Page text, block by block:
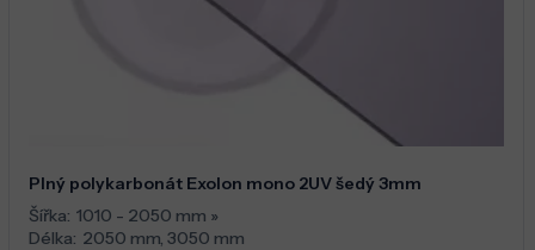
Plný polykarbonát Exolon mono 2UV šedý 3mm
Šířka: 1010 - 2050 mm »
Délka: 2050 mm, 3050 mm